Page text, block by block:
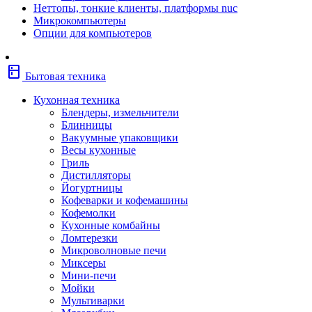
Фены
Щипцы
Электробритвы
Сушильные машины
Морозильные камеры
Плиты
Посудомоечные машины
Водонагреватели
Бойлеры
Встраиваемая техника
Варочные поверхности электрические
Духовые шкафы электрические
Неттопы, тонкие клиенты, платформы nuc
Микрокомпьютеры
Опции для компьютеров
kitchen Бытовая техника
Кухонная техника
Блендеры, измельчители
Блинницы
Вакуумные упаковщики
Весы кухонные
Гриль
Дистилляторы
Йогуртницы
Кофеварки и кофемашины
Кофемолки
Кухонные комбайны
Ломтерезки
Микроволновые печи
Миксеры
Мини-печи
Мойки
Мультиварки